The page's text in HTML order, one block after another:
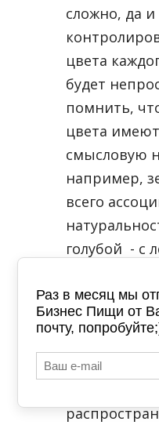
сложно, да
цвета
будет
помнить,
цвета
смысловую
например,
всего
голубой - с
также
при выборе
На
Раз в месяц мы
Бизнес Пищи от
почту,